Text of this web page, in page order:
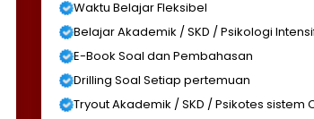
Waktu Belajar Fleksibel
Belajar Akademik / SKD / Psikologi
E-Book Soal dan Pembahasan
Drilling Soal Setiap pertemuan
Tryout Akademik / SKD / Psikotes sistem